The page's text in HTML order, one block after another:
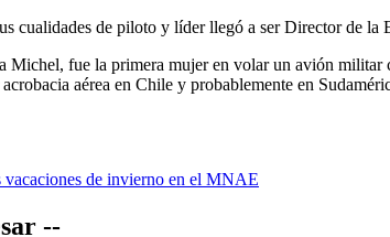
cualidades de piloto y líder llegó a ser Director de
Michel, fue la primera mujer en volar un avión
aérea en Chile y probablemente en
vacaciones de invierno en el MNAE
--